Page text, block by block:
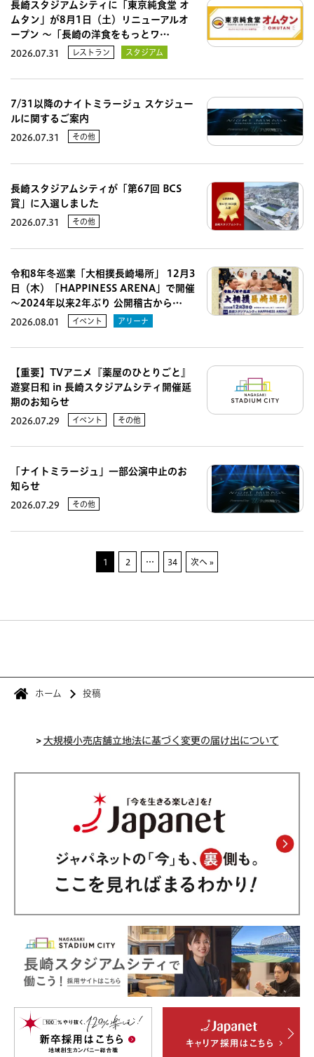
長崎スタジアムシティに「東京純食堂 オ
ムタン」が8月1日（土）リニューアルオ
ープン 〜「長崎の洋食をもっとワ…
2026.07.31 レストラン スタジアム
7/31以降のナイトミラージュ スケジュー
ルに関するご案内
2026.07.31 その他
長崎スタジアムシティが「第67回 BCS
賞」に入選しました
2026.07.31 その他
令和8年冬巡業「大相撲長崎場所」 12月3
日（木）「HAPPINESS ARENA」で開催
～2024年以来2年ぶり 公開稽古から…
2026.08.01 イベント アリーナ
【重要】TVアニメ『薬屋のひとりごと』
遊宴日和 in 長崎スタジアムシティ開催延
期のお知らせ
2026.07.29 イベント その他
「ナイトミラージュ」一部公演中止のお
知らせ
2026.07.29 その他
1 2 … 34 次へ »
ホーム 投稿
>大規模小売店舗立地法に基づく変更の届け出について